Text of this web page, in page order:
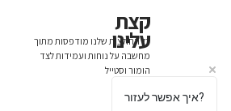
כל החולצות שלנו מודפסות מתוך
מחשבה על נוחות ועמידות לצד
הומור וסטייל
קצת
עלינו
איך אפשר לעזור?